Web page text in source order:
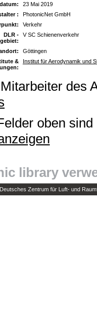
23 Mai 2019
:
PhotonicNet GmbH
Verkehr
DLR -
V SC Schienenverkehr
Göttingen
&
Institut für Aerodynamik und
des
oben
library
Zentrum für Luft- und